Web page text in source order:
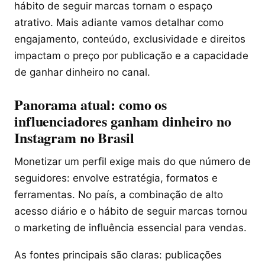
hábito de seguir marcas tornam o espaço
atrativo. Mais adiante vamos detalhar como
engajamento, conteúdo, exclusividade e direitos
impactam o preço por publicação e a capacidade
de ganhar dinheiro no canal.
Panorama atual: como os
influenciadores ganham dinheiro no
Instagram no Brasil
Monetizar um perfil exige mais do que número de
seguidores: envolve estratégia, formatos e
ferramentas. No país, a combinação de alto
acesso diário e o hábito de seguir marcas tornou
o marketing de influência essencial para vendas.
As fontes principais são claras: publicações